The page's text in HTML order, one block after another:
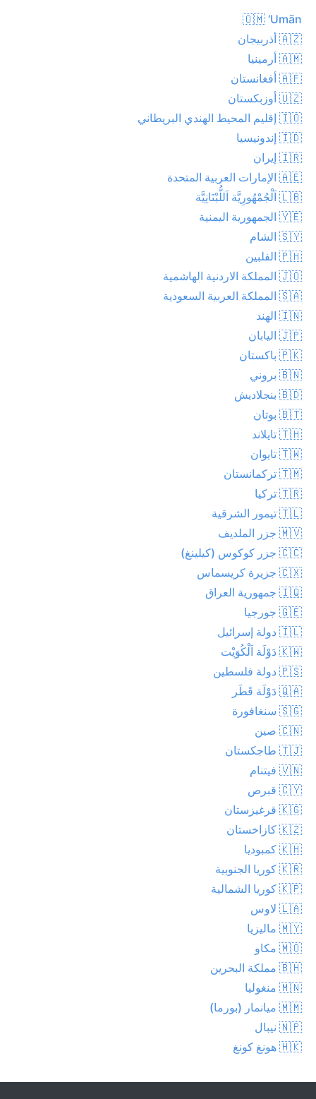
🇴🇲 ‘Umān
🇦🇿 أذربيجان
🇦🇲 أرمينيا
🇦🇫 أفغانستان
🇺🇿 أوزبكستان
🇮🇴 إقليم المحيط الهندي البريطاني
🇮🇩 إندونيسيا
🇮🇷 إيران
🇦🇪 الإمارات العربية المتحدة
🇱🇧 اَلْجُمْهُورِيَّة اَللُّبْنَانِيَّة
🇾🇪 الجمهورية اليمنية
🇸🇾 الشام
🇵🇭 الفلبين
🇯🇴 المملكة الاردنية الهاشمية
🇸🇦 المملكة العربية السعودية
🇮🇳 الهند
🇯🇵 اليابان
🇵🇰 باكستان
🇧🇳 بروني
🇧🇩 بنجلاديش
🇧🇹 بوتان
🇹🇭 تايلاند
🇹🇼 تايوان
🇹🇲 تركمانستان
🇹🇷 تركيا
🇹🇱 تيمور الشرقية
🇲🇻 جزر الملديف
🇨🇨 جزر كوكوس (كيلينغ)
🇨🇽 جزيرة كريسماس
🇮🇶 جمهورية العراق
🇬🇪 جورجيا
🇮🇱 دولة إسرائيل
🇰🇼 دَوْلَة اَلْكُوَيْت
🇵🇸 دولة فلسطين
🇶🇦 دَوْلَة قَطَر
🇸🇬 سنغافورة
🇨🇳 صين
🇹🇯 طاجكستان
🇻🇳 فيتنام
🇨🇾 قبرص
🇰🇬 قرغيزستان
🇰🇿 كازاخستان
🇰🇭 كمبوديا
🇰🇷 كوريا الجنوبية
🇰🇵 كوريا الشمالية
🇱🇦 لاوس
🇲🇾 ماليزيا
🇲🇴 مكاو
🇧🇭 مملكة البحرين
🇲🇳 منغوليا
🇲🇲 ميانمار (بورما)
🇳🇵 نيبال
🇭🇰 هونغ كونغ